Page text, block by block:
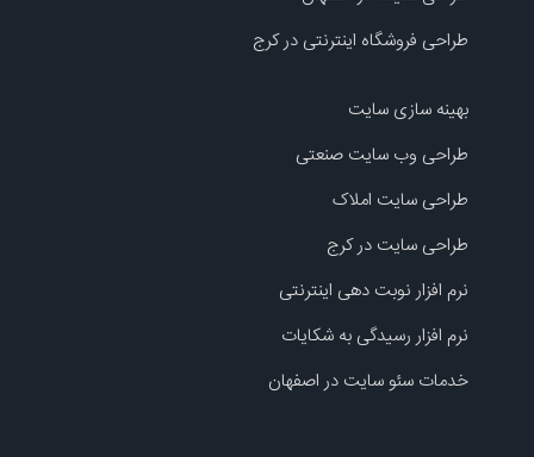
طراحی فروشگاه اینترنتی در کرج
بهینه سازی سایت
طراحی وب سایت صنعتی
طراحی سایت املاک
طراحی سایت در کرج
نرم افزار نوبت دهی اینترنتی
نرم افزار رسیدگی به شکایات
خدمات سئو سایت در اصفهان